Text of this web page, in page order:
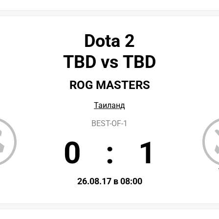
Dota 2
TBD vs TBD
ROG MASTERS
Таиланд
BEST-OF-1
0 : 1
26.08.17 в 08:00